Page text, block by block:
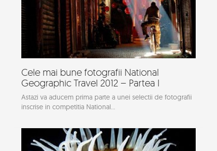
Cele mai bune fotografii National
Geographic Travel 2012 – Partea I
Astazi va aducem prima parte a unei selectii de fotografii
inscrise in competitia National...